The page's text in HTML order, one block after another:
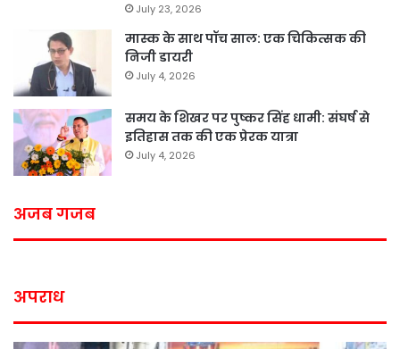
July 23, 2026
मास्क के साथ पॉच साल: एक चिकित्सक की
निजी डायरी
July 4, 2026
समय के शिखर पर पुष्कर सिंह धामी: संघर्ष से
इतिहास तक की एक प्रेरक यात्रा
July 4, 2026
अजब गजब
अपराध